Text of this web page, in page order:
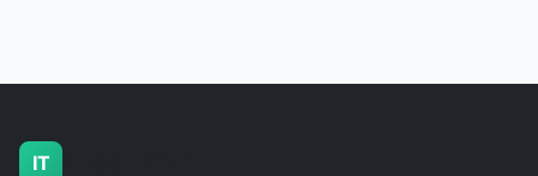
IT